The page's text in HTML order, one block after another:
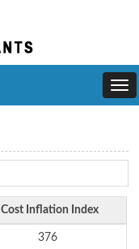
Cost Inflation Index
376